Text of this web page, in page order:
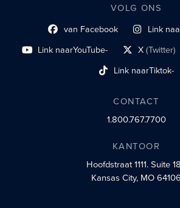
VOLG ONS
Link naar sociaal profiel
van Facebook Link
sociaal
Link naarYouTube-
sociaal profiel X(Twitter)
sociaal profiellink
Link naarTiktok-
sociaalprofiel
CONTACT
1.800.767.7700
KANTOOR
Hoofdstraat 1111.Suite
Kansas City, MO 64106